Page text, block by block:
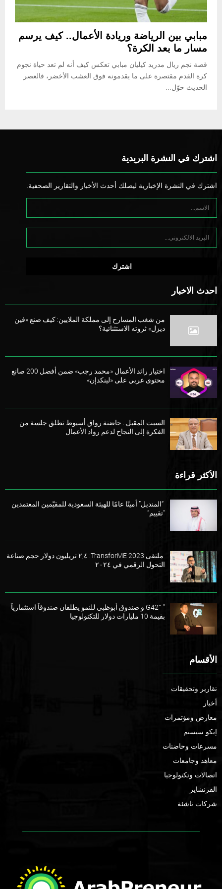
مبابي بين الرياضة وريادة الأعمال.. كيف يرسم
مسار ما بعد الكرة؟
قصة نجم ريال مدريد كيليان مبابي تعكس كيف أنه لم تعد حياة نجوم
كرة القدم مقتصرة على ما يقدمونه فوق العشب الأخضر، فالعصر
الحديث حوّل...
اشترك في النشرة البريدية
اشترك في النشرة الإخبارية ليصلك أحدث الأخبار والتقارير الصحفية.
احدث الاخبار
من شغب المسارح إلى مملكة الملايين: كيف صنع «فين
ديزل» ثروته الاستثنائية؟
اختيار رائد الأعمال «محمد رجب» ضمن أفضل 200 صانع
محتوى عربي على «لينكدإن»
السبت المقبل.. حاضنة رواق أسيوط تطلق جلسة من
الفكرة إلى النجاح لدعم رواد الأعمال
الأكثر قراءة
“المنديل” أمينًا عامًا للهيئة السعودية للمقيّمين المعتمدين
“تقييم”
ملتقى TransforME 2023: ٢,٤ تريليون دولار حجم صناعة
التحول الرقمي في ٢٠٢٤
” G42″ و صندوق أبوظبي للنمو يطلقان صندوقاً استثمارياً
بقيمة 10 مليارات دولار للتكنولوجيا
الأقسام
تقارير وتحقيقات
أخبار
معارض ومؤتمرات
إيكو سيستم
مسرعات وحاضنات
معاهد وجامعات
اتصالات وتكنولوجيا
الفرنشايز
شركات ناشئة